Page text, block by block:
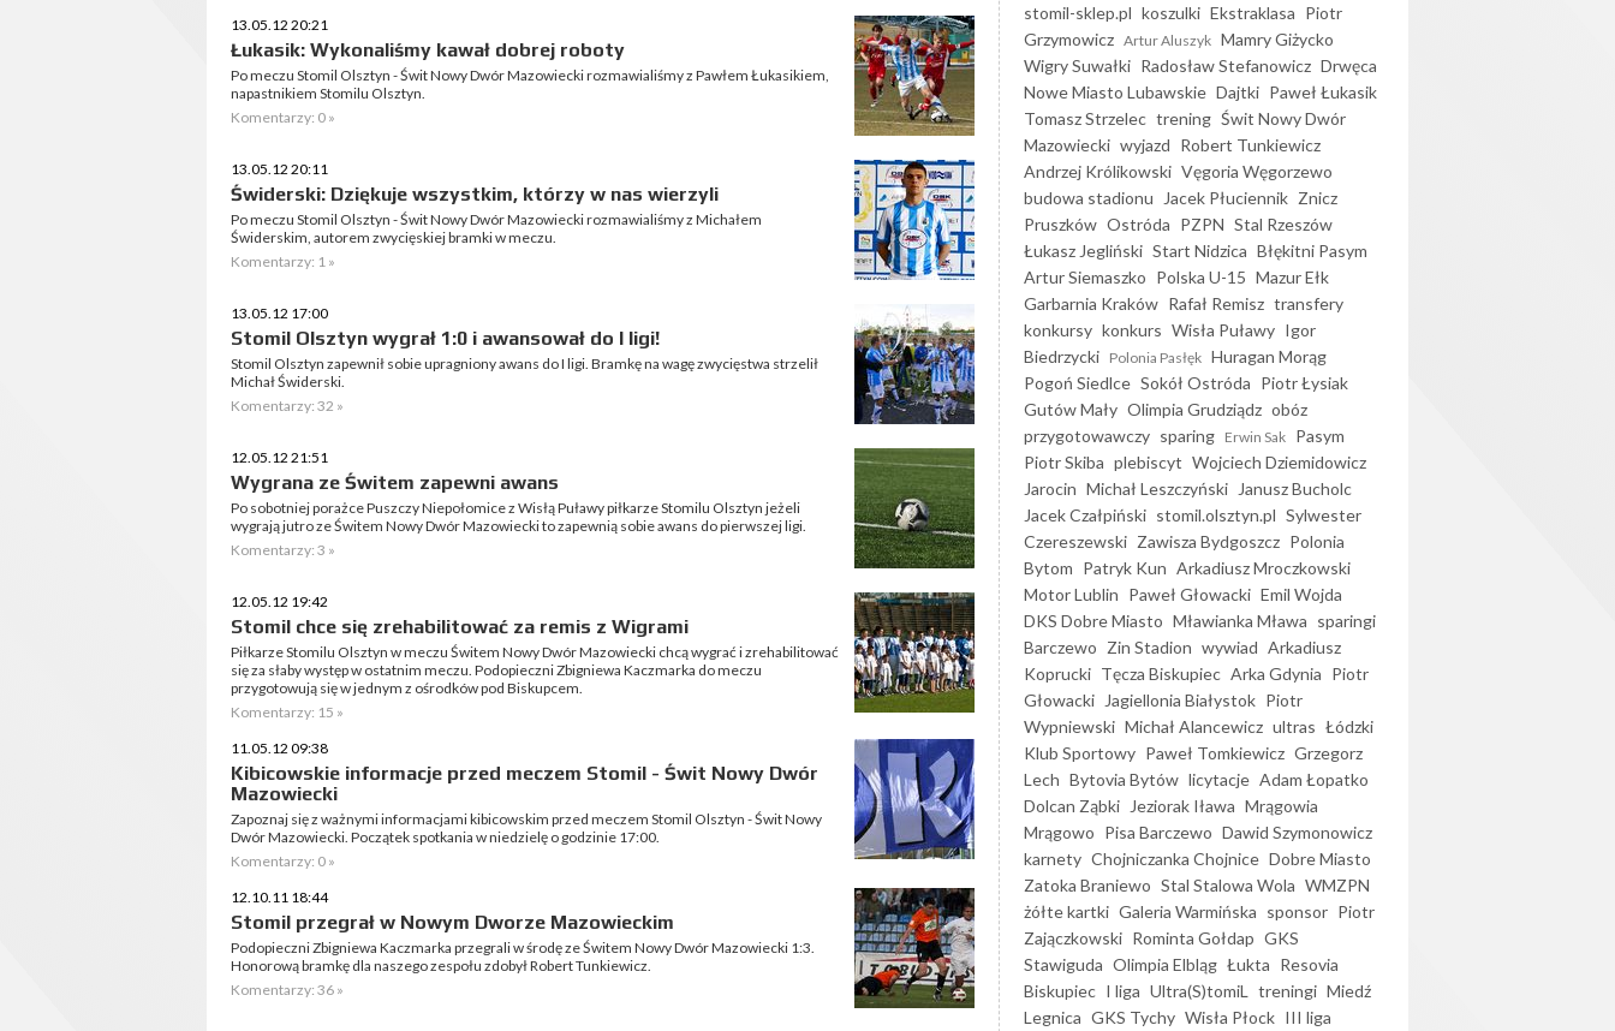
13.05.12 20:21
Łukasik: Wykonaliśmy kawał dobrej roboty
Po meczu Stomil Olsztyn - Świt Nowy Dwór Mazowiecki rozmawialiśmy z Pawłem Łukasikiem,
napastnikiem Stomilu Olsztyn.
Komentarzy: 0 »
13.05.12 20:11
Świderski: Dziękuje wszystkim, którzy w nas wierzyli
Po meczu Stomil Olsztyn - Świt Nowy Dwór Mazowiecki rozmawialiśmy z Michałem
Świderskim, autorem zwycięskiej bramki w meczu.
Komentarzy: 1 »
13.05.12 17:00
Stomil Olsztyn wygrał 1:0 i awansował do I ligi!
Stomil Olsztyn zapewnił sobie upragniony awans do I ligi. Bramkę na wagę zwycięstwa strzelił
Michał Świderski.
Komentarzy: 32 »
12.05.12 21:51
Wygrana ze Świtem zapewni awans
Po sobotniej porażce Puszczy Niepołomice z Wisłą Puławy piłkarze Stomilu Olsztyn jeżeli
wygrają jutro ze Świtem Nowy Dwór Mazowiecki to zapewnią sobie awans do pierwszej ligi.
Komentarzy: 3 »
12.05.12 19:42
Stomil chce się zrehabilitować za remis z Wigrami
Piłkarze Stomilu Olsztyn w meczu Świtem Nowy Dwór Mazowiecki chcą wygrać i zrehabilitować
się za słaby występ w ostatnim meczu. Podopieczni Zbigniewa Kaczmarka do meczu
przygotowują się w jednym z ośrodków pod Biskupcem.
Komentarzy: 15 »
11.05.12 09:38
Kibicowskie informacje przed meczem Stomil - Świt Nowy Dwór
Mazowiecki
Zapoznaj się z ważnymi informacjami kibicowskim przed meczem Stomil Olsztyn - Świt Nowy
Dwór Mazowiecki. Początek spotkania w niedzielę o godzinie 17:00.
Komentarzy: 0 »
12.10.11 18:44
Stomil przegrał w Nowym Dworze Mazowieckim
Podopieczni Zbigniewa Kaczmarka przegrali w środę ze Świtem Nowy Dwór Mazowiecki 1:3.
Honorową bramkę dla naszego zespołu zdobył Robert Tunkiewicz.
Komentarzy: 36 »
stomil-sklep.pl koszulki Ekstraklasa Piotr
Grzymowicz Artur Aluszyk Mamry Giżycko
Wigry Suwałki Radosław Stefanowicz Drwęca
Nowe Miasto Lubawskie Dajtki Paweł Łukasik
Tomasz Strzelec trening Świt Nowy Dwór
Mazowiecki wyjazd Robert Tunkiewicz
Andrzej Królikowski Vęgoria Węgorzewo
budowa stadionu
Jacek Płuciennik Znicz
Pruszków Ostróda PZPN Stal Rzeszów
Łukasz Jegliński Start Nidzica Błękitni Pasym
Artur Siemaszko Polska U-15 Mazur Ełk
Garbarnia Kraków Rafał Remisz transfery
konkursy konkurs Wisła Puławy Igor
Biedrzycki Polonia Pasłęk Huragan Morąg
Pogoń Siedlce Sokół Ostróda Piotr Łysiak
Gutów Mały Olimpia Grudziądz obóz
przygotowawczy sparing Erwin Sak Pasym
Piotr Skiba plebiscyt Wojciech Dziemidowicz
Jarocin Michał Leszczyński
Janusz Bucholc
Jacek Czałpiński stomil.olsztyn.pl Sylwester
Czereszewski Zawisza Bydgoszcz Polonia
Bytom Patryk Kun Arkadiusz Mroczkowski
Motor Lublin Paweł Głowacki Emil Wojda
DKS Dobre Miasto Mławianka Mława sparingi
Barczewo Zin Stadion wywiad Arkadiusz
Koprucki Tęcza Biskupiec Arka Gdynia Piotr
Głowacki
Jagiellonia Białystok Piotr
Wypniewski Michał Alancewicz ultras Łódzki
Klub Sportowy Paweł Tomkiewicz Grzegorz
Lech Bytovia Bytów licytacje Adam Łopatko
Dolcan Ząbki
Jeziorak Iława Mrągowia
Mrągowo Pisa Barczewo Dawid Szymonowicz
karnety Chojniczanka Chojnice Dobre Miasto
Zatoka Braniewo Stal Stalowa Wola WMZPN
żółte kartki Galeria Warmińska sponsor Piotr
Zajączkowski Rominta Gołdap GKS
Stawiguda Olimpia Elbląg Łukta Resovia
Biskupiec I liga Ultra(S)tomiL treningi Miedź
Legnica GKS Tychy Wisła Płock III liga